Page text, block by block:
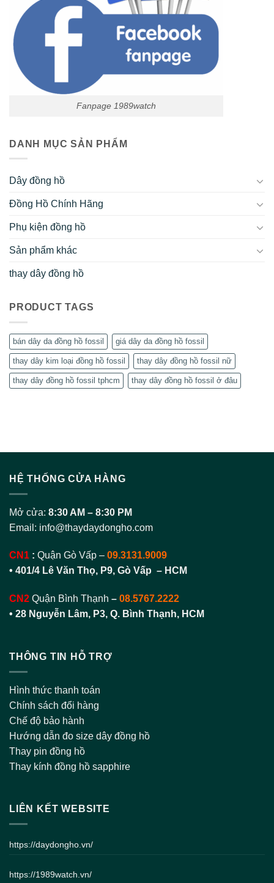
Fanpage 1989watch
DANH MỤC SẢN PHẨM
Dây đồng hồ
Đồng Hồ Chính Hãng
Phụ kiện đồng hồ
Sản phẩm khác
thay dây đồng hồ
PRODUCT TAGS
bán dây da đồng hồ fossil giá dây da đồng hồ fossil
thay dây kim loại đồng hồ fossil thay dây đồng hồ fossil nữ
thay dây đồng hồ fossil tphcm thay dây đồng hồ fossil ở đâu
HỆ THỐNG CỬA HÀNG
Mở cửa: 8:30 AM – 8:30 PM
Email: info@thaydaydongho.com
CN1 : Quận Gò Vấp – 09.3131.9009
• 401/4 Lê Văn Thọ, P9, Gò Vấp – HCM
CN2 Quận Bình Thạnh – 08.5767.2222
• 28 Nguyễn Lâm, P3, Q. Bình Thạnh, HCM
THÔNG TIN HỖ TRỢ
Hình thức thanh toán
Chính sách đổi hàng
Chế độ bảo hành
Hướng dẫn đo size dây đồng hồ
Thay pin đồng hồ
Thay kính đồng hồ sapphire
LIÊN KẾT WEBSITE
https://daydongho.vn/
https://1989watch.vn/